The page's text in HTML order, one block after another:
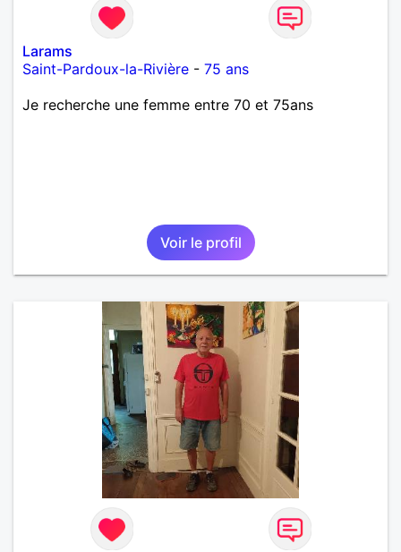
Larams
Saint-Pardoux-la-Rivière - 75 ans
Je recherche une femme entre 70 et 75ans
Voir le profil